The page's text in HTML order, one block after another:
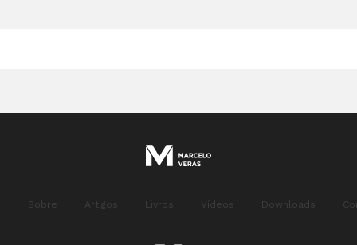
Sobre Artigos Livros Vídeos Downloads